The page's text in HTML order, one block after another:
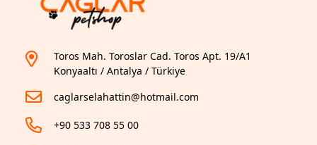
Toros Mah. Toroslar Cad. Toros Apt. 19/A1
Konyaaltı / Antalya / Türkiye
caglarselahattin@hotmail.com
+90 533 708 55 00